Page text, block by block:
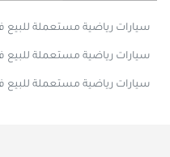
سيارات رياضية مستعملة للبيع في
سيارات رياضية مستعملة للبيع في
سيارات رياضية مستعملة للبيع